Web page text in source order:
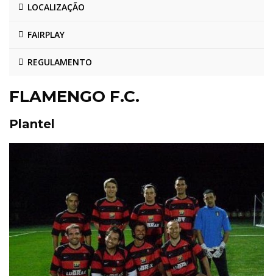
LOCALIZAÇÃO
FAIRPLAY
REGULAMENTO
FLAMENGO F.C.
Plantel